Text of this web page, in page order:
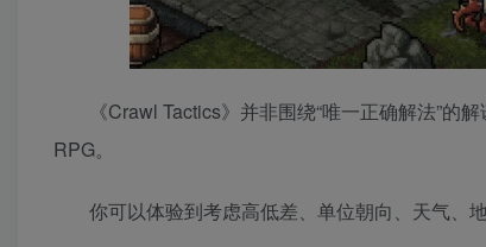
《Crawl Tactics》并非围绕“唯一正确解法”
RPG。
你可以体验到考虑高低差、单位朝向、天气、